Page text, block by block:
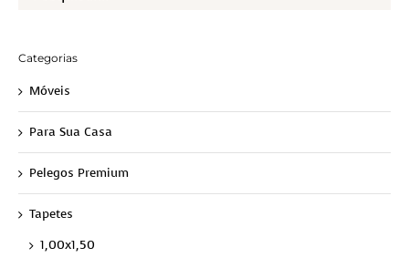
Categorias
Móveis
Para Sua Casa
Pelegos Premium
Tapetes
1,00x1,50